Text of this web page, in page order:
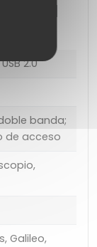
2.0
banda;
de acceso
Galileo,